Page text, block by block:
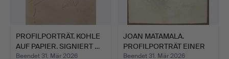
PROFILPORTRÄT. KOHLE
AUF PAPIER. SIGNIERT …
Beendet 31. Mär 2026
JOAN MATAMALA.
PROFILPORTRÄT EINER
DAME. B…
Beendet 31. Mär 2026